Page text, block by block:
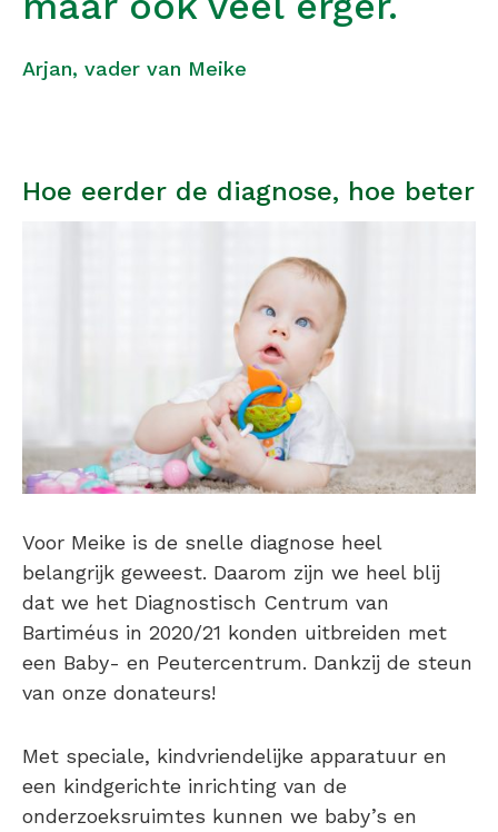
Arjan, vader van Meike
Hoe eerder de diagnose, hoe beter
Voor Meike is de snelle diagnose heel
belangrijk geweest. Daarom zijn we heel blij
dat we het Diagnostisch Centrum van
Bartiméus in 2020/21 konden uitbreiden met
een Baby- en Peutercentrum. Dankzij de steun
van onze donateurs!
Met speciale, kindvriendelijke apparatuur en
een kindgerichte inrichting van de
onderzoeksruimtes kunnen we baby’s en